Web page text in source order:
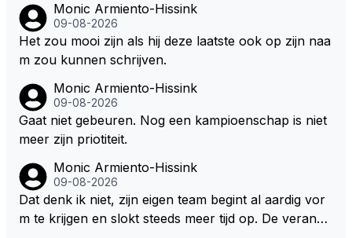
Monic Armiento-Hissink
09-08-2026
Het zou mooi zijn als hij deze laatste ook op zijn naa
m zou kunnen schrijven.
Monic Armiento-Hissink
09-08-2026
Gaat niet gebeuren. Nog een kampioenschap is niet
meer zijn priotiteit.
Monic Armiento-Hissink
09-08-2026
Dat denk ik niet, zijn eigen team begint al aardig vor
m te krijgen en slokt steeds meer tijd op. De verande